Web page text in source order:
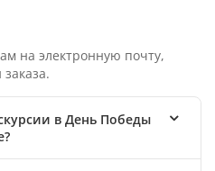
на электронную почту,
в День Победы